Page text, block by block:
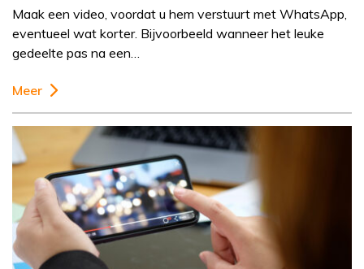
Maak een video, voordat u hem verstuurt met WhatsApp,
eventueel wat korter. Bijvoorbeeld wanneer het leuke
gedeelte pas na een…
Meer